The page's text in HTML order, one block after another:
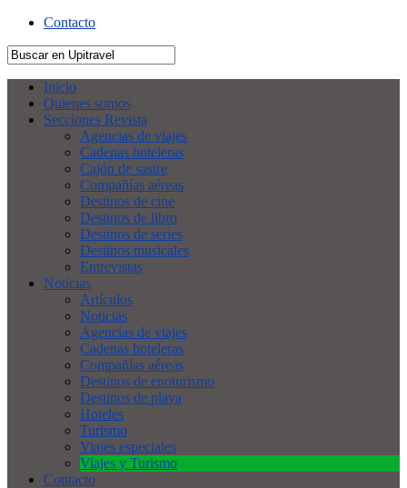
Contacto
Inicio
Quienes somos
Secciones Revista
Agencias de viajes
Cadenas hoteleras
Cajón de sastre
Compañías aéreas
Destinos de cine
Destinos de libro
Destinos de series
Destinos musicales
Entrevistas
Noticias
Artículos
Noticias
Agencias de viajes
Cadenas hoteleras
Compañías aéreas
Destinos de enoturismo
Destinos de playa
Hoteles
Turismo
Viajes especiales
Viajes y Turismo
Contacto